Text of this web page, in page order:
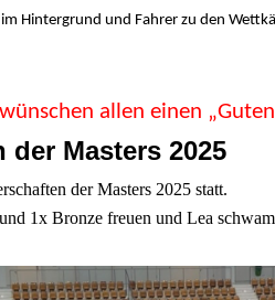
Hintergrund und Fahrer zu den
allen einen
Masters 2025
der Masters 2025 statt.
1x Bronze freuen und Lea